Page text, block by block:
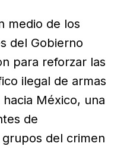
medio de los
del Gobierno
para reforzar las
ilegal de armas
México, una
de
del crimen